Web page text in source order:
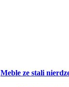
Meble ze stali